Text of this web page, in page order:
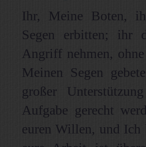
Ihr, Meine Boten,
Segen erbitten; ihr
Angriff nehmen,
Meinen Segen
großer
Aufgabe gerecht
euren Willen, und